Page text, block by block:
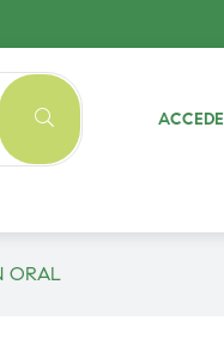
ORAL